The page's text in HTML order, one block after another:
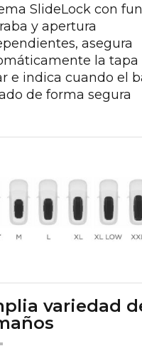
SlideLock con
y apertura
asegura
la tapa
e indica cuando el
de forma segura
variedad